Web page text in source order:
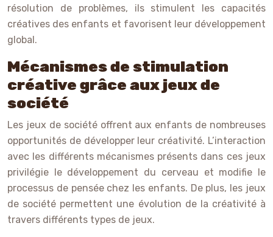
résolution de problèmes, ils stimulent les capacités
créatives des enfants et favorisent leur développement
global.
Mécanismes de stimulation
créative grâce aux jeux de
société
Les jeux de société offrent aux enfants de nombreuses
opportunités de développer leur créativité. L’interaction
avec les différents mécanismes présents dans ces jeux
privilégie le développement du cerveau et modifie le
processus de pensée chez les enfants. De plus, les jeux
de société permettent une évolution de la créativité à
travers différents types de jeux.